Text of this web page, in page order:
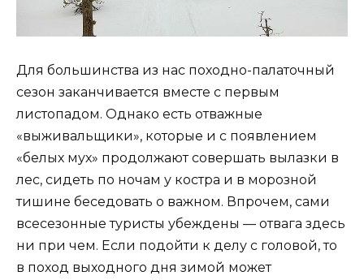
Для большинства из нас походно-палаточный
сезон заканчивается вместе с первым
листопадом. Однако есть отважные
«выживальщики», которые и с появлением
«белых мух» продолжают совершать вылазки в
лес, сидеть по ночам у костра и в морозной
тишине беседовать о важном. Впрочем, сами
всесезонные туристы убеждены — отвага здесь
ни при чем. Если подойти к делу с головой, то
в поход выходного дня зимой может